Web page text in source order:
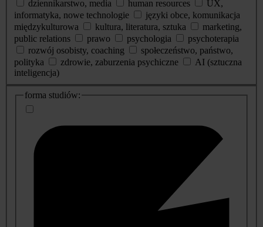
dziennikarstwo, media
human resources
UX,
informatyka, nowe technologie
języki obce, komunikacja
międzykulturowa
kultura, literatura, sztuka
marketing,
public relations
prawo psychologia
psychoterapia
rozwój osobisty, coaching
społeczeństwo, państwo,
polityka
zdrowie, zaburzenia psychiczne
AI (sztuczna
inteligencja)
dodatkowe
informacje
forma studiów: